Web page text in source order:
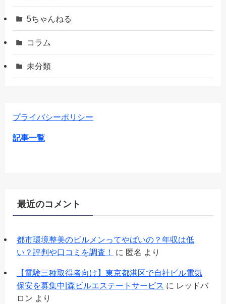
5ちゃんねる
コラム
未分類
プライバシーポリシー
記事一覧
最近のコメント
都市環境整美のビルメンってやばいの？年収は低
い？評判や口コミを調査！
に 匿名 より
【電験三種取得者向け】東京都港区で自社ビル電気
保安を募集中|森ビルエステートサービス に レッドバ
ロン より